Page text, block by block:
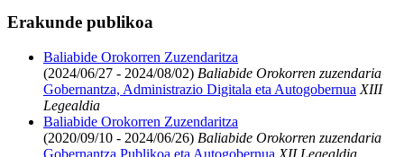
Erakunde publikoa
Baliabide Orokorren Zuzendaritza
(2024/06/27 - 2024/08/02) Baliabide Orokorren zuzendaria
Gobernantza, Administrazio Digitala eta Autogobernua XIII
Legealdia
Baliabide Orokorren Zuzendaritza
(2020/09/10 - 2024/06/26) Baliabide Orokorren zuzendaria